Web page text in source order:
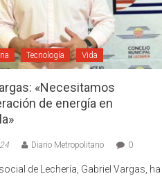
Tecnología Vida
«Necesitamos
de energía en
Diario Metropolitano 0
de Lechería, Gabriel Vargas, ha